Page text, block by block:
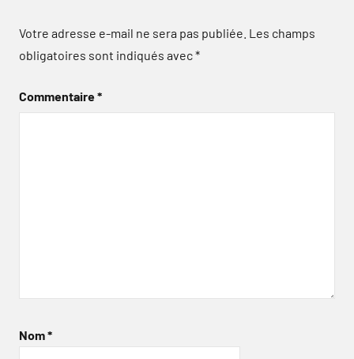
Votre adresse e-mail ne sera pas publiée. Les champs
obligatoires sont indiqués avec*
Commentaire*
Nom*